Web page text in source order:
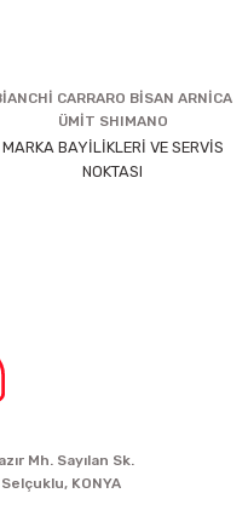
CARRARO BİSAN ARNİCA
ÜMİT SHIMANO
MARKA BAYİLİKLERİ VE SERVİS
NOKTASI
Mh. Sayılan Sk.
KONYA